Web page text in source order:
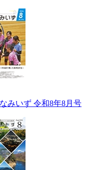
みいず 令和8年8月号